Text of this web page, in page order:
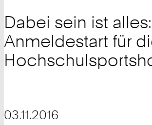
Dabei sein ist alles:
Anmeldestart für
03.11.2016